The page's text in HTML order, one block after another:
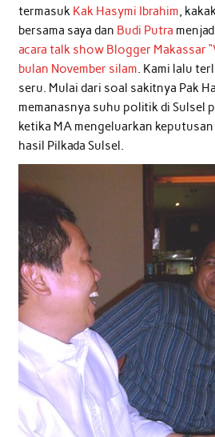
termasuk Kak Hasymi Ibrahim,
bersama saya dan Budi Putra
acara talk show Blogger Makassar
bulan November silam. Kami lalu
seru. Mulai dari soal sakitnya Pak
memanasnya suhu politik di Sulsel
ketika MA mengeluarkan
hasil Pilkada Sulsel.